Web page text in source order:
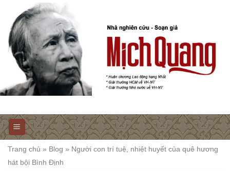
Trang chủ » Blog » Người con trí tuệ, nhiệt huyết của quê hương
hát bội Bình Định